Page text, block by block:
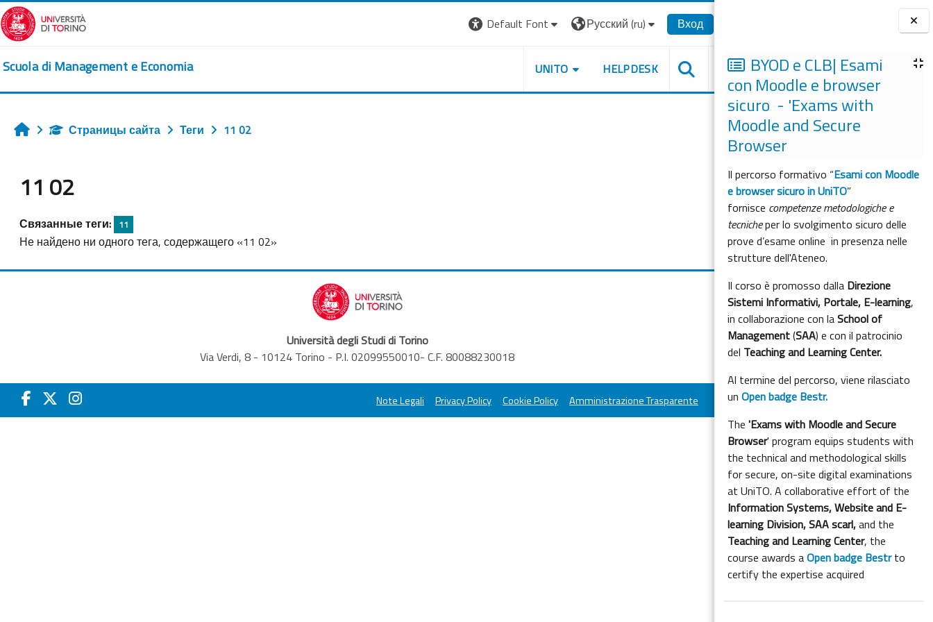
Перейти к основному содержанию
Блоки
BYOD e CLB| Esami
con Moodle e browser
sicuro - 'Exams with
Moodle and Secure
Browser
Il percorso formativo “Esami con Moodle
e browser sicuro in UniTO”
fornisce competenze metodologiche e
tecnicheper lo svolgimento sicuro delle
prove d’esame online in presenza nelle
strutture dell'Ateneo.
Il corso è promosso dalla Direzione
Sistemi Informativi, Portale, E-learning,
in collaborazione con laSchool of
Management(SAA) e con il patrocinio
del Teaching and Learning Center.
Al termine del percorso, viene rilasciato
unOpen badge Bestr.
The'Exams with Moodle and Secure
Browser' program equips students with
the technical and methodological skills
for secure, on-site digital examinations
at UniTO. A collaborative effort of the
Information Systems, Website and E-
learning Division,SAA scarl,and the
Teaching and Learning Center, the
course awards aOpen badge Bestrto
certify the expertise acquired
Default Font Русский ‎(ru)‎ Вход
Scuola di Management e Economia UNITO HELPDESK
ГлавнаяСтраницы сайта Теги 11 02
11 02
Связанные теги: 11
Не найдено ни одного тега, содержащего «11 02»
Università degli Studi di Torino
Via Verdi, 8 - 10124 Torino - P.I. 02099550010- C.F. 80088230018
Note Legali Privacy Policy Cookie Policy Amministrazione Trasparente